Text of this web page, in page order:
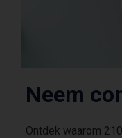
Neem
Ontdek waarom